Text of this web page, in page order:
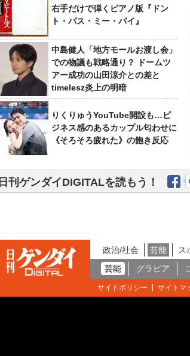
右手だけで弾くピアノ版『ドン
ト・パス・ミー・バイ』
中島健人「地方モールお渡し会」
での物議も戦略通り？ ドームツ
アー成功の山田涼介との差と
timelesz炎上の明暗
りくりゅうYouTube開設も…ビ
ジネス感のあるカップル匂わせに
《そろそろ疲れた》の飽き反応
日刊ゲンダイDIGITALを読もう！
政治/社会 芸能 ス
芸能
グラビア
サイトポリシー サイトマ